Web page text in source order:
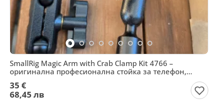
SmallRig Magic Arm with Crab Clamp Kit 4766 –
оригинална професионална стойка за телефон,
35 €
68,45 лв